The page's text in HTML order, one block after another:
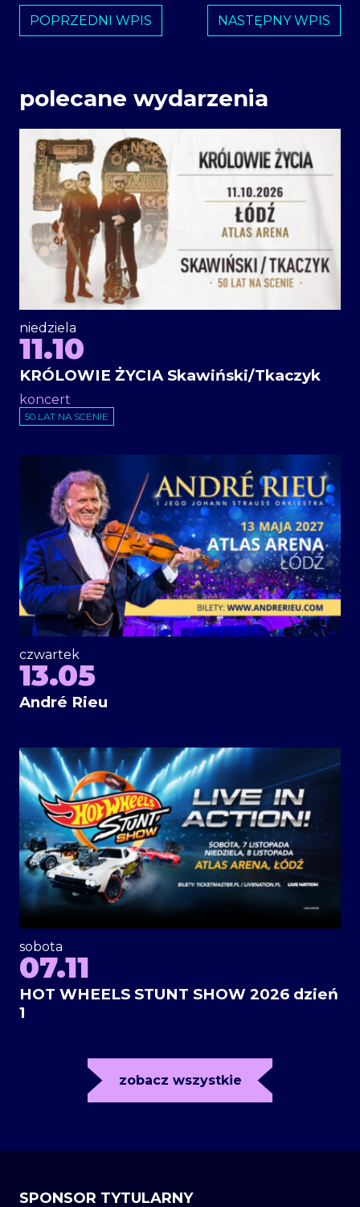
POPRZEDNI WPIS NASTĘPNY WPIS
polecane wydarzenia
niedziela
11.10
KRÓLOWIE ŻYCIA Skawiński/Tkaczyk
koncert
50 LAT NA SCENIE
czwartek
13.05
André Rieu
sobota
07.11
HOT WHEELS STUNT SHOW 2026 dzień
1
zobacz wszystkie
SPONSOR TYTULARNY